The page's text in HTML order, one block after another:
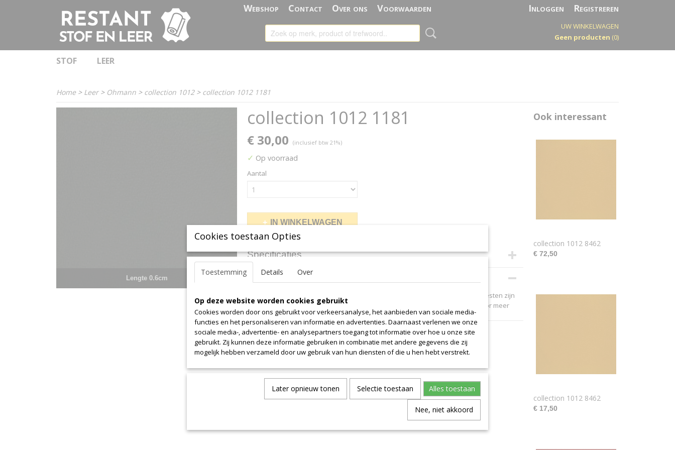
Webshop Contact Over ons Voorwaarden Inloggen Registreren
UW WINKELWAGEN
Geen producten (0)
STOF LEER
Home> Leer> Ohmann > collection 1012> collection 1012 1181
Lengte 0.6cm
collection 1012 1181
€ 30,00 (inclusief btw 21%)
✓ Op voorraad
Aantal
IN WINKELWAGEN
Specificaties
Productcode leverancier
Omschrijving
Oppervlak 0.6 m2. Let op! Prijs is alleen voor dit uniek stuk. Overgebleven leerresten zijn
per definitie allemaal van onregelmatige vormen. Neem contact met ons op voor meer
informatie.
Ook interessant
collection 1012 8462
€ 72,50
collection 1012 8462
€ 17,50
Cookies toestaan Opties
Toestemming Details Over
Op deze website worden cookies gebruikt
Cookies worden door ons gebruikt voor verkeersanalyse, het aanbieden van sociale media-
functies en het personaliseren van informatie en advertenties. Daarnaast verlenen we onze
sociale media-, advertentie- en analysepartners toegang tot informatie over hoe u onze site
gebruikt. Zij kunnen deze informatie gebruiken in combinatie met andere gegevens die zij
mogelijk hebben verzameld door uw gebruik van hun diensten of die u hen hebt verstrekt.
Later opnieuw tonen Selectie toestaan Alles toestaan
Nee, niet akkoord